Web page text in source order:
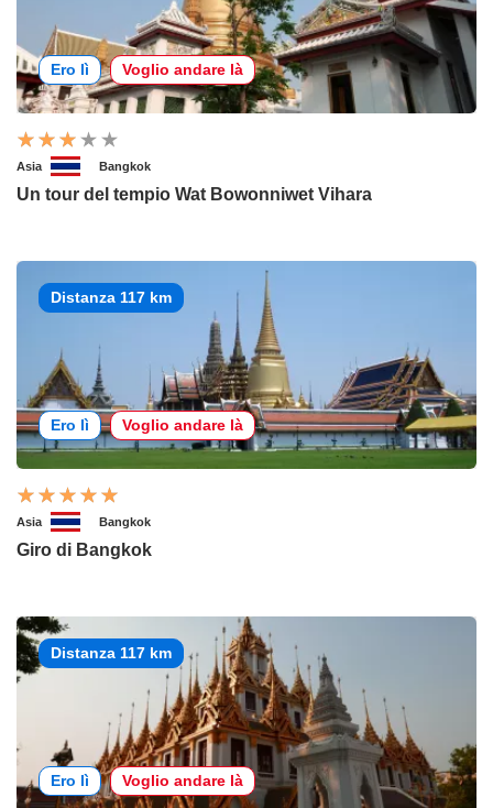
Ero lì Voglio andare là
Asia Bangkok
Un tour del tempio Wat Bowonniwet Vihara
Distanza 117 km
Ero lì Voglio andare là
Asia Bangkok
Giro di Bangkok
Distanza 117 km
Ero lì Voglio andare là